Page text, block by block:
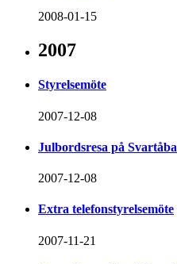
2008-01-15
2007
Styrelsemöte
2007-12-08
Julbordsresa på
2007-12-08
Extra telefonstyrelsemöte
2007-11-21